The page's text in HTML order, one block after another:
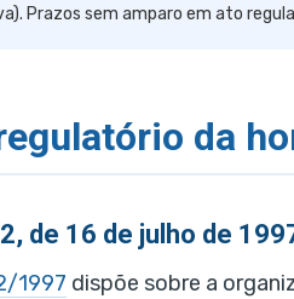
Prazos sem amparo em ato
da
de 16 de julho de
1997 dispõe sobre a